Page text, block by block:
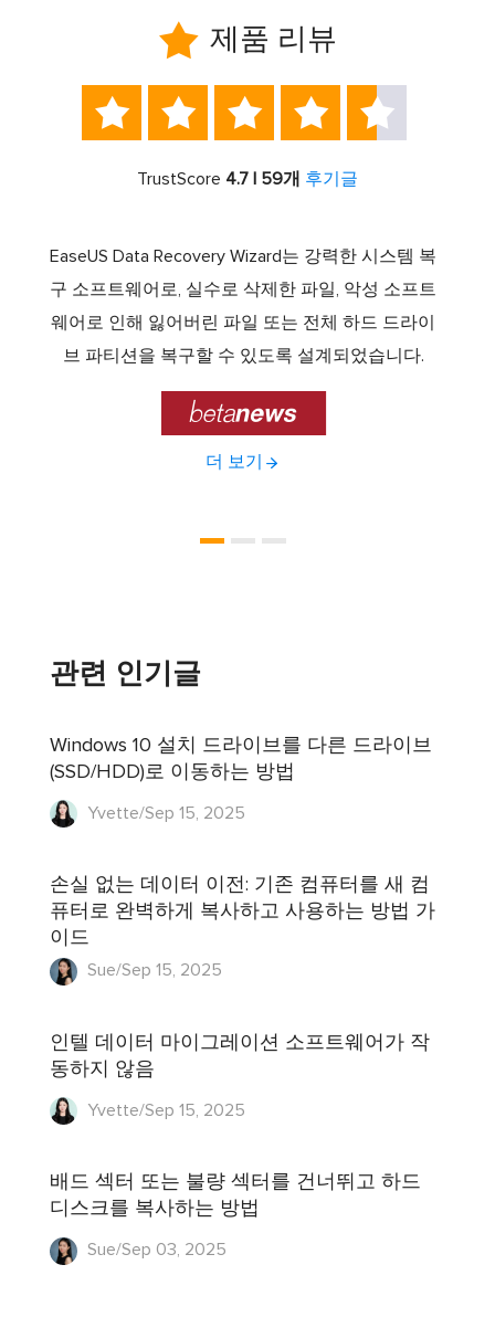
 제품 리뷰
    
TrustScore 4.7 | 59개 후기글
EaseUS Data Recovery Wizard는 강력한 시스템 복
구 소프트웨어로, 실수로 삭제한 파일, 악성 소프트
웨어로 인해 잃어버린 파일 또는 전체 하드 드라이
브 파티션을 복구할 수 있도록 설계되었습니다.

더 보기
관련 인기글
Windows 10 설치 드라이브를 다른 드라이브
(SSD/HDD)로 이동하는 방법
Yvette/Sep 15, 2025
손실 없는 데이터 이전: 기존 컴퓨터를 새 컴
퓨터로 완벽하게 복사하고 사용하는 방법 가
이드
Sue/Sep 15, 2025
인텔 데이터 마이그레이션 소프트웨어가 작
동하지 않음
Yvette/Sep 15, 2025
배드 섹터 또는 불량 섹터를 건너뛰고 하드
디스크를 복사하는 방법
Sue/Sep 03, 2025